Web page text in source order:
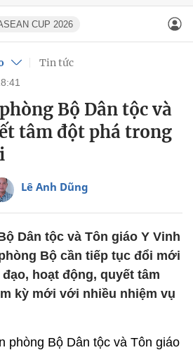
CUP 2026
Tin tức
Bộ Dân tộc và
tâm đột phá trong
Lê Anh Dũng
Dân tộc và Tôn giáo Y Vinh
Bộ cần tiếp tục đổi mới
hoạt động, quyết tâm
kỳ mới với nhiều nhiệm vụ
phòng Bộ Dân tộc và Tôn giáo